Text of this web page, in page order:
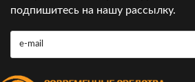
подпишитесь на нашу рассылку.